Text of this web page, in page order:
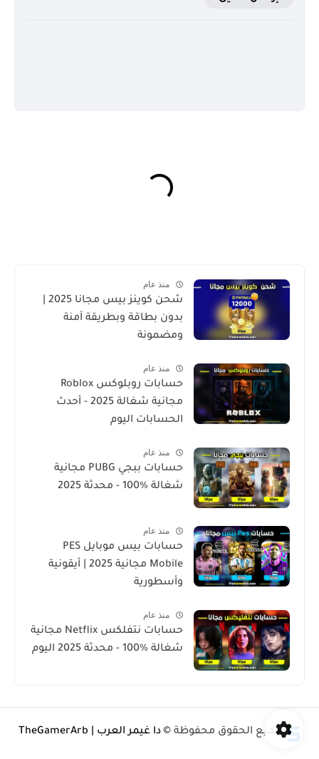
منذ عام
بدون بطاقة وبطريقة آمنة
ومضمونة
منذ عام
حسابات روبلوكس Roblox
مجانية شغالة 2025 - أحدث
الحسابات اليوم
منذ عام
حسابات ببجي PUBG مجانية
شغالة %100 - محدثة 2025
منذ عام
حسابات بيس موبايل PES
Mobile مجانية 2025 | أيقونية
وأسطورية
منذ عام
حسابات نتفلكس Netflix مجانية
شغالة %100 - محدثة 2025 اليوم
جميع الحقوق محفوظة © دا غيمر العرب | TheGamerArb